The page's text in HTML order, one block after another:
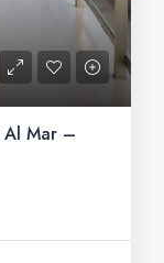
Mar –